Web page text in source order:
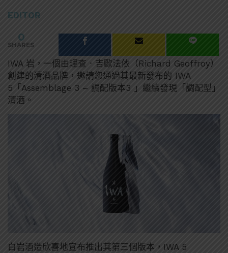
EDITOR
0
SHARES
IWA 岩，一個由理查．吉歐法依（Richard Geoffroy）
創建的清酒品牌，邀請您通過其最新發布的 IWA
5「Assemblage 3 – 調配版本3 」繼續發現「調配型」
清酒。
白岩酒造欣喜地宣布推出其第三個版本，IWA 5